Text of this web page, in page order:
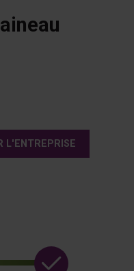
L'ENTREPRISE